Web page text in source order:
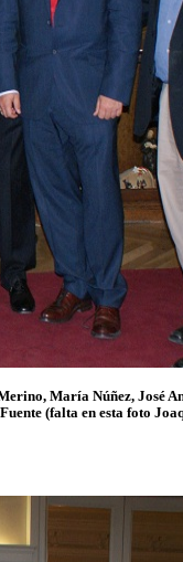
María Núñez, José
(falta en esta foto